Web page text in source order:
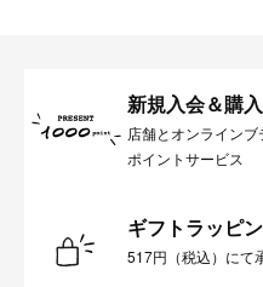
新規入会＆購
店舗とオンライン
ポイントサービス
ギフトラッピ
517円（税込）にて